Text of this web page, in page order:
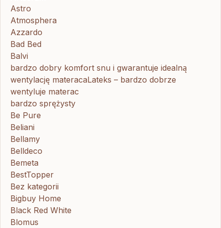
Astro
Atmosphera
Azzardo
Bad Bed
Balvi
bardzo dobry komfort snu i gwarantuje idealną
wentylację materacaLateks – bardzo dobrze
wentyluje materac
bardzo sprężysty
Be Pure
Beliani
Bellamy
Belldeco
Bemeta
BestTopper
Bez kategorii
Bigbuy Home
Black Red White
Blomus